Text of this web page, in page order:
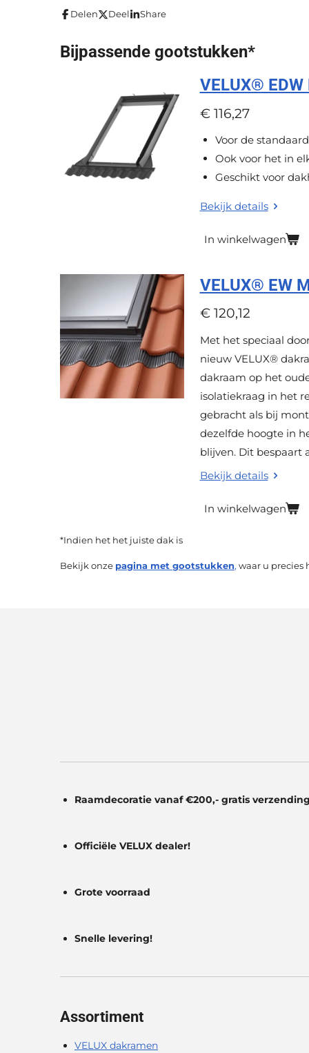
g
e
r
e
r
r
e
r
r
n
e
r
r
e
n
e
r
r
e
n
Delen Deel Share
Bijpassende gootstukken*
VELUX®
€ 116,27
Voor de
Ook voor het in
Geschikt voor
Bekijk details
In winkelwagen
VELUX® EW
€ 120,12
Met het speciaal
nieuw VELUX®
dakraam op het
isolatiekraag in het
gebracht als bij
dezelfde hoogte in
blijven. Dit bespaart
Bekijk details
In winkelwagen
*Indien het het juiste dak is
Bekijk onze pagina met gootstukken, waar u precies
Raamdecoratie vanaf €200,- gratis
Officiële VELUX dealer!
Grote voorraad
Snelle levering!
Assortiment
VELUX dakramen